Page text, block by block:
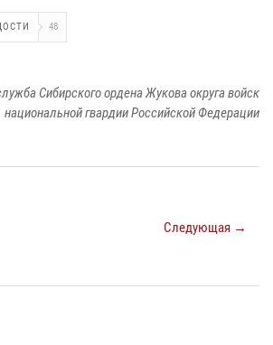
48
Сибирского ордена Жукова округа войск
национальной гвардии Российской Федерации
Следующая →